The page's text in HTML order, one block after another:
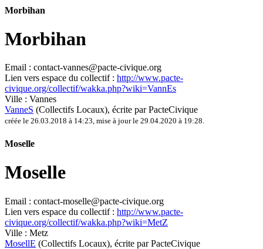
Morbihan
Morbihan
Email : contact-vannes@pacte-civique.org
Lien vers espace du collectif : http://www.pacte-
civique.org/collectif/wakka.php?wiki=VannEs
Ville : Vannes
VanneS (Collectifs Locaux), écrite par PacteCivique
créée le 26.03.2018 à 14:23, mise à jour le 29.04.2020 à 19:28.
Moselle
Moselle
Email : contact-moselle@pacte-civique.org
Lien vers espace du collectif : http://www.pacte-
civique.org/collectif/wakka.php?wiki=MetZ
Ville : Metz
MosellE (Collectifs Locaux), écrite par PacteCivique